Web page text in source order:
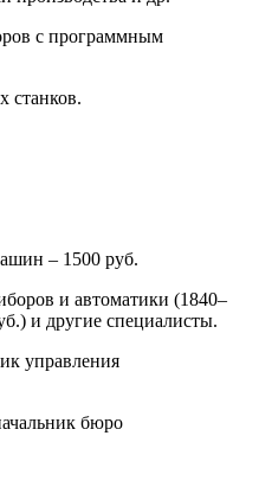
с программным
станков.
– 1500 руб.
и автоматики (1840–
и другие специалисты.
управления
бюро